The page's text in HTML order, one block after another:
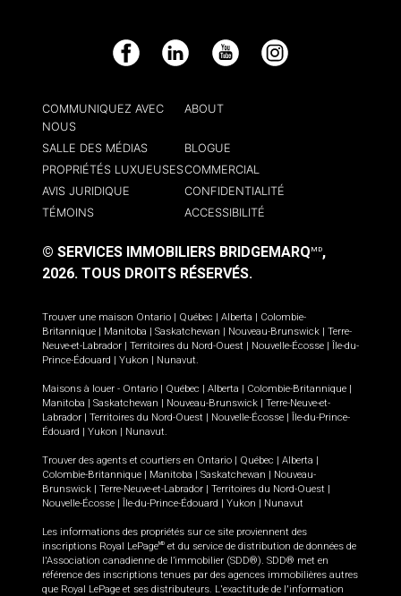
Facebook LinkedIn YouTube Instagram
COMMUNIQUEZ AVEC
NOUS
ABOUT
SALLE DES MÉDIAS
BLOGUE
PROPRIÉTÉS LUXUEUSESCOMMERCIAL
AVIS JURIDIQUE
CONFIDENTIALITÉ
TÉMOINS
ACCESSIBILITÉ
© SERVICES IMMOBILIERS BRIDGEMARQ MD,
2026. TOUS DROITS RÉSERVÉS.
Trouver une maison Ontario | Québec | Alberta | Colombie-
Britannique | Manitoba | Saskatchewan | Nouveau-Brunswick | Terre-
Neuve-et-Labrador | Territoires du Nord-Ouest | Nouvelle-Écosse | Île-du-
Prince-Édouard | Yukon | Nunavut.
Maisons à louer - Ontario | Québec | Alberta | Colombie-Britannique |
Manitoba | Saskatchewan | Nouveau-Brunswick | Terre-Neuve-et-
Labrador | Territoires du Nord-Ouest | Nouvelle-Écosse | Île-du-Prince-
Édouard | Yukon | Nunavut.
Trouver des agents et courtiers en Ontario | Québec | Alberta |
Colombie-Britannique | Manitoba | Saskatchewan | Nouveau-
Brunswick | Terre-Neuve-et-Labrador | Territoires du Nord-Ouest |
Nouvelle-Écosse | Île-du-Prince-Édouard | Yukon | Nunavut
Les informations des propriétés sur ce site proviennent des
inscriptions Royal LePageMD et du service de distribution de données de
l'Association canadienne de l’immobilier (SDD®). SDD® met en
référence des inscriptions tenues par des agences immobilières autres
que Royal LePage et ses distributeurs. L'exactitude de l'information